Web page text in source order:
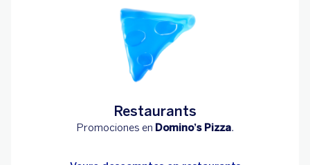
Restaurants
Promociones en Domino’s Pizza.